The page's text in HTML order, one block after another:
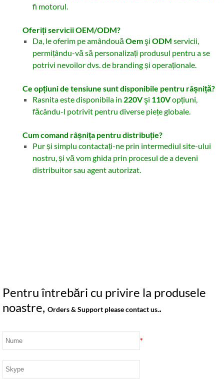
fi motorul.
Oferiți servicii OEM/ODM?
Da, le oferim pe amândouă Oemşi ODM servicii,
permițându-vă să personalizați produsul pentru a se
potrivi nevoilor dvs. de branding și operaționale.
Ce opțiuni de tensiune sunt disponibile pentru râșniță?
Rasnita este disponibila in 220Vşi 110Vopțiuni,
făcându-l potrivit pentru diverse piețe globale.
Cum comand râșnița pentru distribuție?
Pur și simplu contactați-ne prin intermediul site-ului
nostru, și vă vom ghida prin procesul de a deveni
distribuitor sau agent autorizat.
Pentru întrebări cu privire la produsele
noastre, Orders & Support please contact us..
*